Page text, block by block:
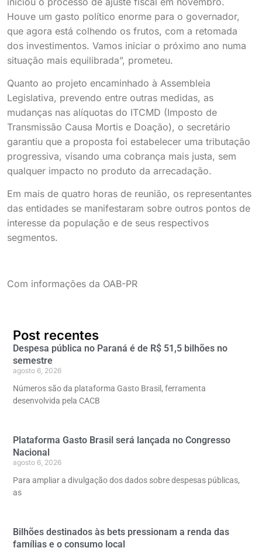
Houve um gasto político enorme para o governador,
que agora está colhendo os frutos, com a retomada
dos investimentos. Vamos iniciar o próximo ano numa
situação mais equilibrada”, prometeu.
Quanto ao projeto encaminhado à Assembleia
Legislativa, prevendo entre outras medidas, as
mudanças nas alíquotas do ITCMD (Imposto de
Transmissão Causa Mortis e Doação), o secretário
garantiu que a proposta foi estabelecer uma tributação
progressiva, visando uma cobrança mais justa, sem
qualquer impacto no produto da arrecadação.
Em mais de quatro horas de reunião, os representantes
das entidades se manifestaram sobre outros pontos de
interesse da população e de seus respectivos
segmentos.
Com informações da OAB-PR
Post recentes
Despesa pública no Paraná é de R$ 51,5 bilhões no
semestre
agosto 6, 2026
Números são da plataforma Gasto Brasil, ferramenta
desenvolvida pela CACB
Plataforma Gasto Brasil será lançada no Congresso
Nacional
agosto 6, 2026
Para ampliar a divulgação dos dados sobre despesas públicas,
as
Bilhões destinados às bets pressionam a renda das
famílias e o consumo local